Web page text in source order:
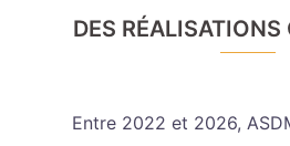
DES RÉALISATIONS
Entre 2022 et 2026,